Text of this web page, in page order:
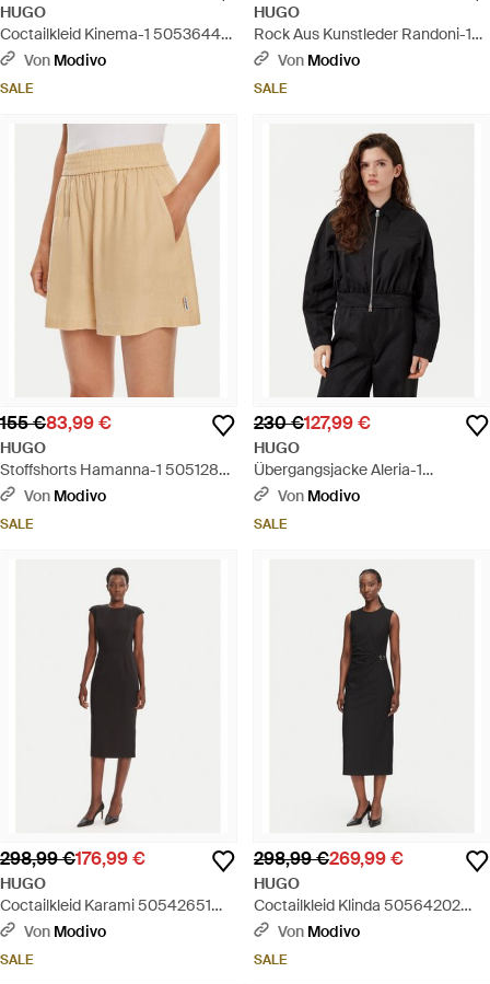
HUGO
Coctailkleid Kinema-1 50536440
Slim Fit - Schwarz
Von Modivo
SALE
HUGO
Rock Aus Kunstleder Randoni-1
50563258 Regular Fit - Blau
Von Modivo
SALE
155 €83,99 €
HUGO
Stoffshorts Hamanna-1 50512875
Regular Fit - Natur
Von Modivo
SALE
230 €127,99 €
HUGO
Übergangsjacke Aleria-1
50538791 Regular Fit - Schwarz
Von Modivo
SALE
298,99 €176,99 €
HUGO
Coctailkleid Karami 50542651
Regular Fit - Schwarz
Von Modivo
SALE
298,99 €269,99 €
HUGO
Coctailkleid Klinda 50564202
Regular Fit - Schwarz
Von Modivo
SALE